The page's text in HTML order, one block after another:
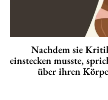
Nachdem sie
einstecken musste,
über ihren